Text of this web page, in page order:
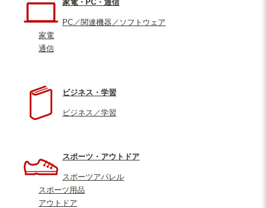
家電・PC・通信
PC／関連機器／ソフトウェア
家電
通信
ビジネス・学習
ビジネス／学習
スポーツ・アウトドア
スポーツアパレル
スポーツ用品
アウトドア